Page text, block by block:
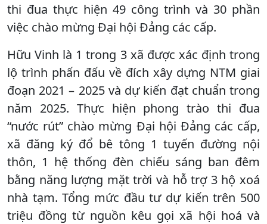
thi đua thực hiện 49 công trình và 30 phần
việc chào mừng Đại hội Đảng các cấp.
Hữu Vinh là 1 trong 3 xã được xác định trong
lộ trình phấn đấu về đích xây dựng NTM giai
đoạn 2021 – 2025 và dự kiến đạt chuẩn trong
năm 2025. Thực hiện phong trào thi đua
“nước rút” chào mừng Đại hội Đảng các cấp,
xã đăng ký đổ bê tông 1 tuyến đường nội
thôn, 1 hệ thống đèn chiếu sáng ban đêm
bằng năng lượng mặt trời và hỗ trợ 3 hộ xoá
nhà tạm. Tổng mức đầu tư dự kiến trên 500
triệu đồng từ nguồn kêu gọi xã hội hoá và